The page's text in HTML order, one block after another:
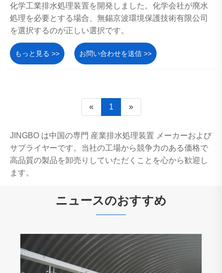
化学工業排水処理装置を開発しました。化学会社が廃水
処理を必要とする場合、無錫京波環境保護技術有限公司
を選択するのが正しい選択です。
もっと見る >> お問い合わせを送信 >>
« 1 »
JINGBO は中国の専門 産業排水処理装置 メーカーおよび
サプライヤーです。当社の工場から競争力のある価格で
高品質の製品を卸売りしていただくことを心から歓迎し
ます。
ニュースのおすすめ